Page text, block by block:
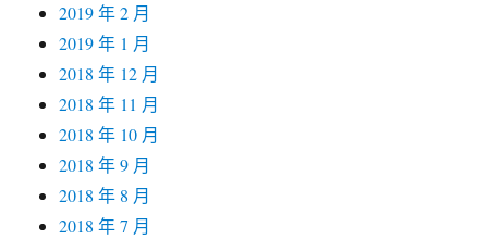
2019 年 2 月
2019 年 1 月
2018 年 12 月
2018 年 11 月
2018 年 10 月
2018 年 9 月
2018 年 8 月
2018 年 7 月